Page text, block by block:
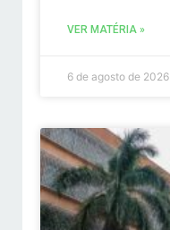
VER MATÉRIA »
6 de agosto de 2026